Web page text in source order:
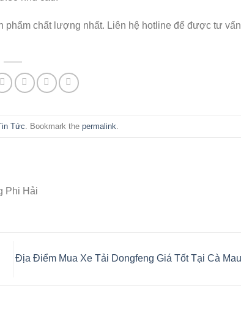
phẩm chất lượng nhất. Liên hệ hotline để được tư
Tức . Bookmark the permalink
Phi Hải
Địa Điểm Mua Xe Tải Dongfeng Giá Tốt Tại Cà Mau